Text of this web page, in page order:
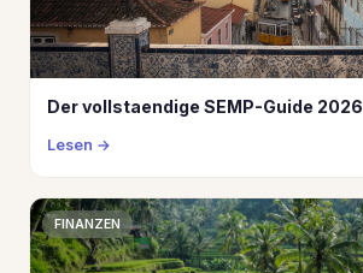
Der vollstaendige SEMP-Guide 2026
Lesen
FINANZEN